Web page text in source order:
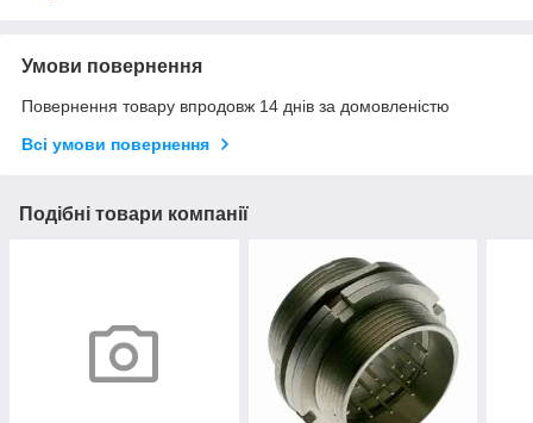
Умови повернення
Повернення товару впродовж 14 днів за домовленістю
Всі умови повернення
Подібні товари компанії